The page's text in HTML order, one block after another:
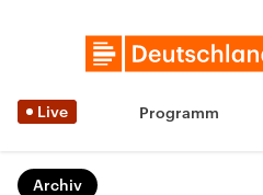
Live Programm
Archiv